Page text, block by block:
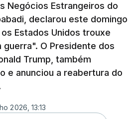
Negócios Estrangeiros do
declarou este domingo
Estados Unidos trouxe
O Presidente dos
Trump, também
e anunciou a reabertura do
2026, 13:13